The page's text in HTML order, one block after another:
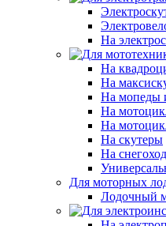
На
На
На
На мопеды
На
На
На скутеры
На
Для моторных
Лодочный